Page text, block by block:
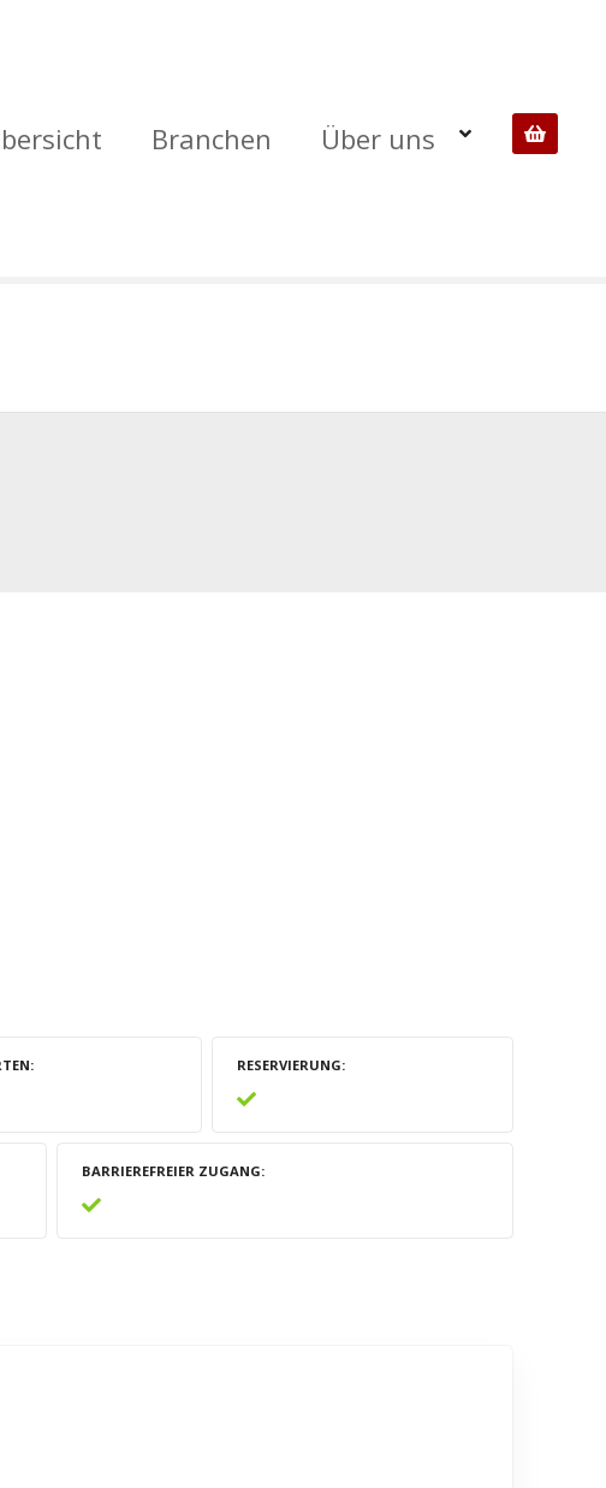
Branchen Über uns
RESERVIERUNG
BARRIEREFREIER ZUGANG